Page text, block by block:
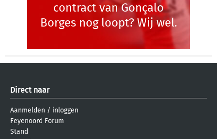
contract van Gonçalo
Borges nog loopt? Wij wel.
Direct naar
Aanmelden / inloggen
Feyenoord Forum
Stand